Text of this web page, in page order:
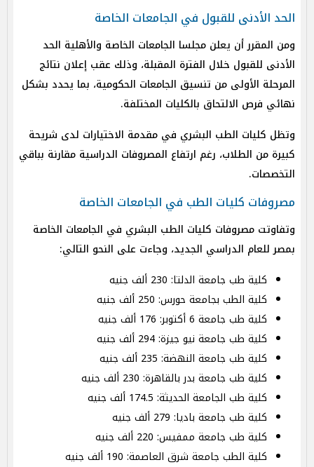
الحد الأدنى للقبول في الجامعات الخاصة
ومن المقرر أن يعلن مجلسا الجامعات الخاصة والأهلية الحد
الأدنى للقبول خلال الفترة المقبلة، وذلك عقب إعلان نتائج
المرحلة الأولى من تنسيق الجامعات الحكومية، بما يحدد بشكل
نهائي فرص الالتحاق بالكليات المختلفة.
وتظل كليات الطب البشري في مقدمة الاختيارات لدى شريحة
كبيرة من الطلاب، رغم ارتفاع المصروفات الدراسية مقارنة بباقي
التخصصات.
مصروفات كليات الطب في الجامعات الخاصة
وتفاوتت مصروفات كليات الطب البشري في الجامعات الخاصة
بمصر للعام الدراسي الجديد، وجاءت على النحو التالي:
كلية طب جامعة الدلتا: 230 ألف جنيه
كلية الطب بجامعة حورس: 250 ألف جنيه
كلية طب جامعة 6 أكتوبر: 176 ألف جنيه
كلية طب جامعة نيو جيزة: 294 ألف جنيه
كلية طب جامعة النهضة: 235 ألف جنيه
كلية طب جامعة بدر بالقاهرة: 230 ألف جنيه
كلية طب الجامعة الحديثة: 174.5 ألف جنيه
كلية طب جامعة باديا: 279 ألف جنيه
كلية طب جامعة ممفيس: 220 ألف جنيه
كلية الطب جامعة شرق العاصمة: 190 ألف جنيه